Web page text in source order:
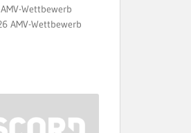
Wettbewerb
AMV-Wettbewerb